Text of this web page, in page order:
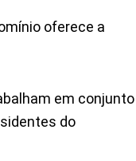
oferece a
em conjunto
do